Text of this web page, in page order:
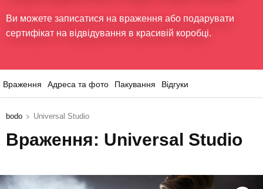
Ви можете записатися на враження або подарувати
сертифікат на відвідування в красивій коробці.
Враження Адреса та фото Пакування Відгуки
bodo Universal Studio
Враження: Universal Studio